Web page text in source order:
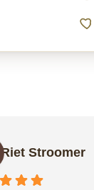
Riet Stroomer